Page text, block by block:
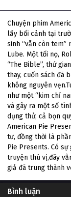
Chuyện phim
lấy bối cảnh tại
sinh “vẫn còn tem”
Lube. Một tối nọ,
“The Bible”, thứ
thay, cuốn sách đã
không nguyên
như một “kim chỉ
và gây ra một số
dụng thử, cả bọn
American Pie
tư, đồng thời là
Pie Presents. Có
truyện thú vị,đây
giả đã trung thành
Bình luận